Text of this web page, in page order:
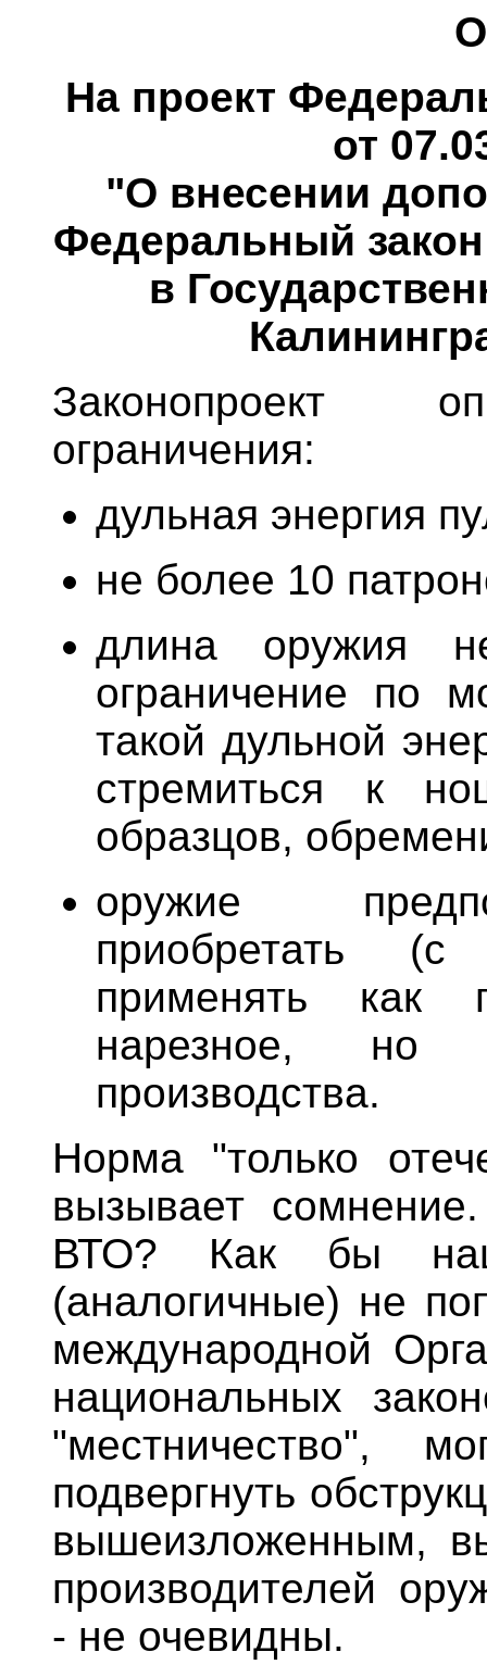
На проект
от
"О внесении
Федеральный
в
Законопроект
ограничения:
дульная энергия
не более 10
длина оружия
ограничение по
такой дульной
стремиться к
образцов,
оружие
приобретать
применять как
нарезное, но
производства.
Норма "только
вызывает
ВТО? Как бы
(аналогичные) не
международной
национальных
"местничество",
подвергнуть
вышеизложенным,
производителей
- не очевидны.